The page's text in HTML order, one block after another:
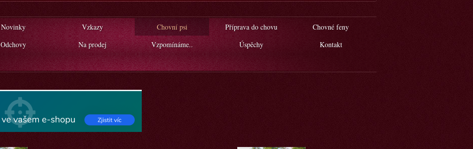
Novinky Vzkazy Chovní psi Příprava do chovu
Chovné feny
Odchovy Na prodej Vzpomínáme.. Úspěchy
Kontakt